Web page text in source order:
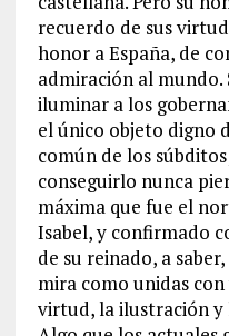
recuerdo de sus
honor a España, de
admiración al
iluminar a los
el único objeto digno
común de los
conseguirlo nunca
máxima que fue el
Isabel, y confirmado
de su reinado, a
mira como unidas
virtud, la ilustración y